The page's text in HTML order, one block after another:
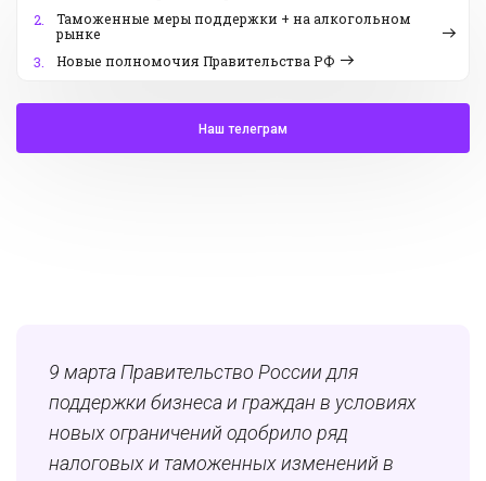
2.
Таможенные меры поддержки + на алкогольном
рынке
3.
Новые полномочия Правительства РФ
Наш телеграм
9 марта Правительство России для
поддержки бизнеса и граждан в условиях
новых ограничений одобрило ряд
налоговых и таможенных изменений в